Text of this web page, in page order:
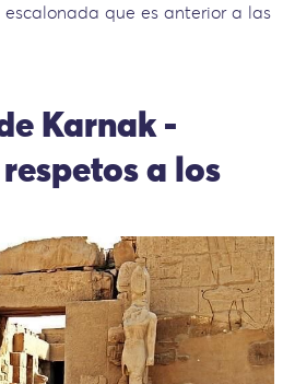
que es anterior a las
Karnak -
a los